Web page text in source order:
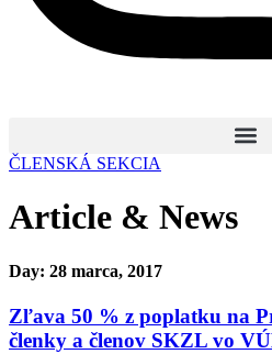
ČLENSKÁ SEKCIA
Article & News
Day: 28 marca, 2017
Zľava 50 % z poplatku na
členky a členov SKZL vo